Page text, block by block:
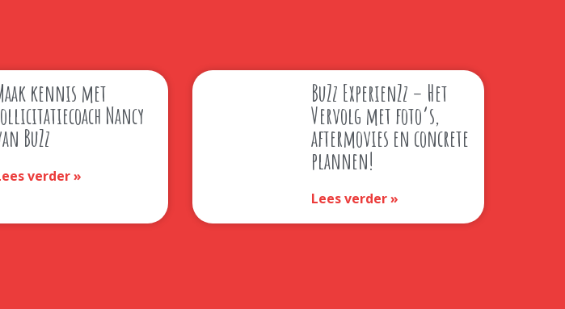
kennis met
Nancy
BuZz
verder »
BuZz ExperienZz – Het
Vervolg met foto’s,
aftermovies en concrete
plannen!
Lees verder »